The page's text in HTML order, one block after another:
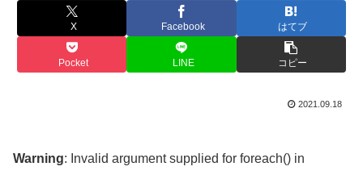
X Facebook はてブ
Pocket LINE コピー
2021.09.18
Warning: Invalid argument supplied for foreach() in